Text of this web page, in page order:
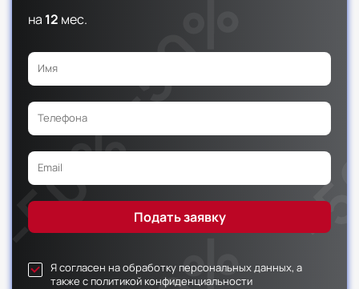
на 12 мес.
Я согласен на обработку персональных данных, а
также с политикой конфиденциальности